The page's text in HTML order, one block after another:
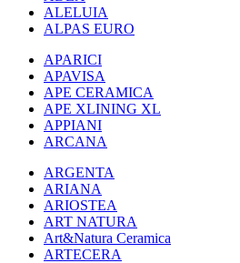
ALELUIA
ALPAS EURO
APARICI
APAVISA
APE CERAMICA
APE XLINING XL
APPIANI
ARCANA
ARGENTA
ARIANA
ARIOSTEA
ART NATURA
Art&Natura Ceramica
ARTECERA